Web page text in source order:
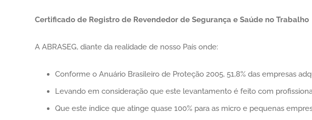
Certificado de Registro de Revendedor de Segurança e Saúde no Trabalho
A ABRASEG, diante da realidade de nosso País onde:
Conforme o Anuário Brasileiro de Proteção 2005, 51,8% das empresas
Levando em consideração que este levantamento é feito com
Que este índice que atinge quase 100% para as micro e pequenas